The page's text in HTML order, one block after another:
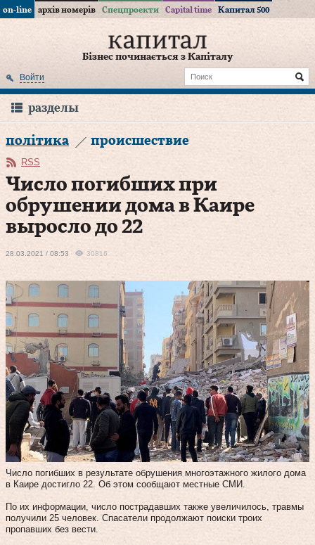
on-line архів номерів Спецпроекти Capital time Капитал 500
Бізнес починається з Капіталу
Войти
разделы
політика происшествие
RSS
Число погибших при
обрушении дома в Каире
выросло до 22
28.03.2021 / 08:53 30816
Число погибших в результате обрушения многоэтажного жилого дома
в Каире достигло 22. Об этом сообщают местные СМИ.
По их информации, число пострадавших также увеличилось, травмы
получили 25 человек. Спасатели продолжают поиски троих
пропавших без вести.